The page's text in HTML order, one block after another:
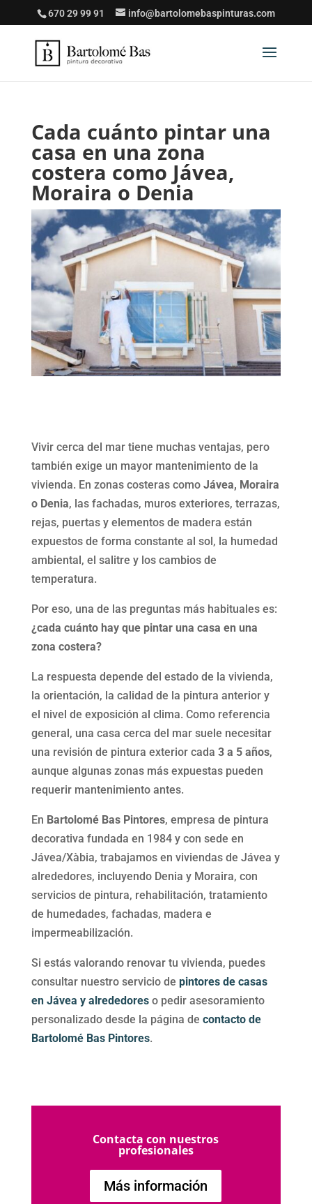
670 29 99 91 info@bartolomebaspinturas.com
Cada cuánto pintar una
casa en una zona
costera como Jávea,
Moraira o Denia
Vivir cerca del mar tiene muchas ventajas, pero
también exige un mayor mantenimiento de la
vivienda. En zonas costeras como Jávea, Moraira
o Denia, las fachadas, muros exteriores, terrazas,
rejas, puertas y elementos de madera están
expuestos de forma constante al sol, la humedad
ambiental, el salitre y los cambios de
temperatura.
Por eso, una de las preguntas más habituales es:
¿cada cuánto hay que pintar una casa en una
zona costera?
La respuesta depende del estado de la vivienda,
la orientación, la calidad de la pintura anterior y
el nivel de exposición al clima. Como referencia
general, una casa cerca del mar suele necesitar
una revisión de pintura exterior cada 3 a 5 años,
aunque algunas zonas más expuestas pueden
requerir mantenimiento antes.
En Bartolomé Bas Pintores, empresa de pintura
decorativa fundada en 1984 y con sede en
Jávea/Xàbia, trabajamos en viviendas de Jávea y
alrededores, incluyendo Denia y Moraira, con
servicios de pintura, rehabilitación, tratamiento
de humedades, fachadas, madera e
impermeabilización.
Si estás valorando renovar tu vivienda, puedes
consultar nuestro servicio de pintores de casas
en Jávea y alrededoreso pedir asesoramiento
personalizado desde la página de contacto de
Bartolomé Bas Pintores.
Contacta con nuestros
profesionales
Más información